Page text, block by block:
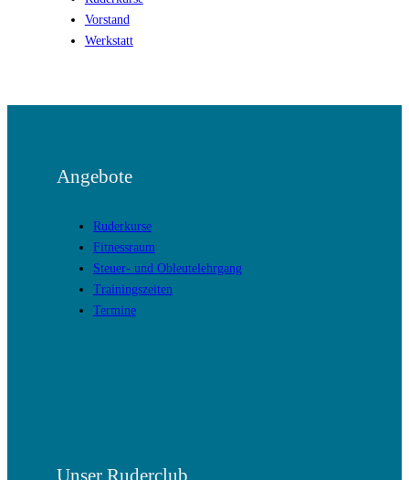
Vorstand
Werkstatt
Angebote
Ruderkurse
Fitnessraum
Steuer- und Obleutelehrgang
Trainingszeiten
Termine
Unser Ruderclub